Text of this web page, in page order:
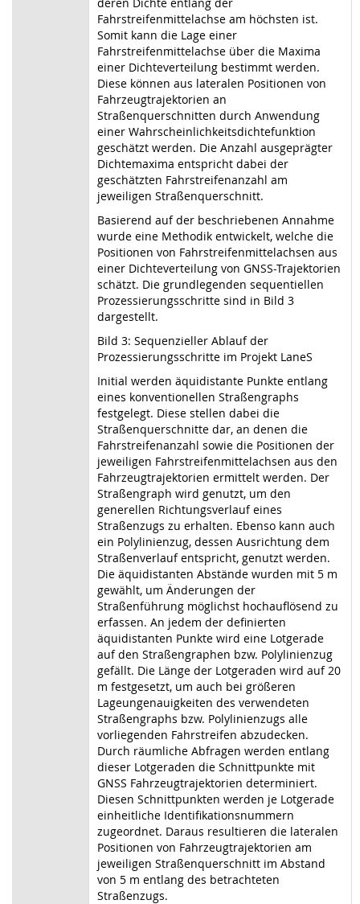
Fahrstreifenmittelachse am höchsten ist.
Somit kann die Lage einer
Fahrstreifenmittelachse über die Maxima
einer Dichteverteilung bestimmt werden.
Diese können aus lateralen Positionen von
Fahrzeugtrajektorien an
Straßenquerschnitten durch Anwendung
einer Wahrscheinlichkeitsdichtefunktion
geschätzt werden. Die Anzahl ausgeprägter
Dichtemaxima entspricht dabei der
geschätzten Fahrstreifenanzahl am
jeweiligen Straßenquerschnitt.
Basierend auf der beschriebenen Annahme
wurde eine Methodik entwickelt, welche die
Positionen von Fahrstreifenmittelachsen aus
einer Dichteverteilung von GNSS-Trajektorien
schätzt. Die grundlegenden sequentiellen
Prozessierungsschritte sind in Bild 3
dargestellt.
Bild 3: Sequenzieller Ablauf der
Prozessierungsschritte im Projekt LaneS
Initial werden äquidistante Punkte entlang
eines konventionellen Straßengraphs
festgelegt. Diese stellen dabei die
Straßenquerschnitte dar, an denen die
Fahrstreifenanzahl sowie die Positionen der
jeweiligen Fahrstreifenmittelachsen aus den
Fahrzeugtrajektorien ermittelt werden. Der
Straßengraph wird genutzt, um den
generellen Richtungsverlauf eines
Straßenzugs zu erhalten. Ebenso kann auch
ein Polylinienzug, dessen Ausrichtung dem
Straßenverlauf entspricht, genutzt werden.
Die äquidistanten Abstände wurden mit 5 m
gewählt, um Änderungen der
Straßenführung möglichst hochauflösend zu
erfassen. An jedem der definierten
äquidistanten Punkte wird eine Lotgerade
auf den Straßengraphen bzw. Polylinienzug
gefällt. Die Länge der Lotgeraden wird auf 20
m festgesetzt, um auch bei größeren
Lageungenauigkeiten des verwendeten
Straßengraphs bzw. Polylinienzugs alle
vorliegenden Fahrstreifen abzudecken.
Durch räumliche Abfragen werden entlang
dieser Lotgeraden die Schnittpunkte mit
GNSS Fahrzeugtrajektorien determiniert.
Diesen Schnittpunkten werden je Lotgerade
einheitliche Identifikationsnummern
zugeordnet. Daraus resultieren die lateralen
Positionen von Fahrzeugtrajektorien am
jeweiligen Straßenquerschnitt im Abstand
von 5 m entlang des betrachteten
Straßenzugs.